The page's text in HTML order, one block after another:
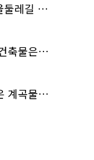
이것이 천연 냉방! '서울둘레길 9코스'로 숲속 피서 떠나볼까
나의 마음을 사로잡은 건축물은? '서울시 건축상' 수상작 공개!
한여름에도 얼음장 같은 계곡물! 서울 '진관사 계곡'이 천국이네~